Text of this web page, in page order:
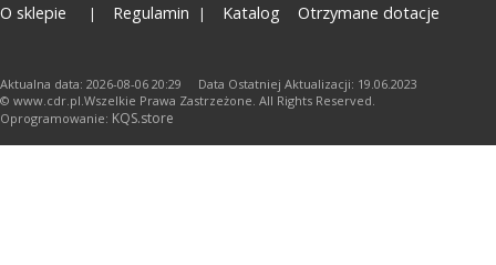
O sklepie Regulamin Katalog Otrzymane dotacje
Aktualna data: 2026-08-06 20:29 Data Ostatniej Aktualizacji: 19.06.2023
© www.cdr.pl.Wszelkie Prawa Zastrzeżone. All Rights Reserved.
Oprogramowanie: KQS.store